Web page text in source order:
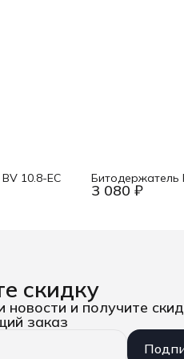
10.8-EC
3 080 ₽
Битодержатель
скидку
и получите
заказ